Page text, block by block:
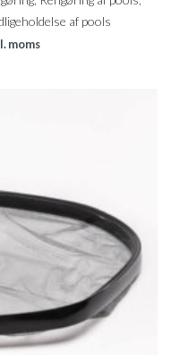
af pools
moms